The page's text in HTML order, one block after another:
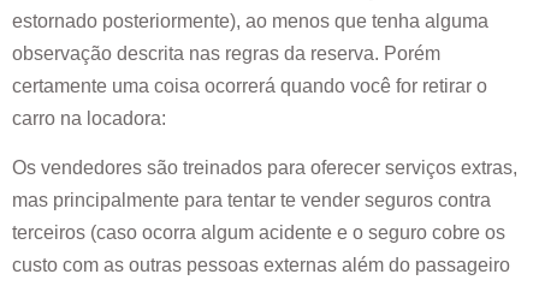
estornado posteriormente), ao menos que tenha alguma
observação descrita nas regras da reserva. Porém
certamente uma coisa ocorrerá quando você for retirar o
carro na locadora:
Os vendedores são treinados para oferecer serviços extras,
mas principalmente para tentar te vender seguros contra
terceiros (caso ocorra algum acidente e o seguro cobre os
custo com as outras pessoas externas além do passageiro